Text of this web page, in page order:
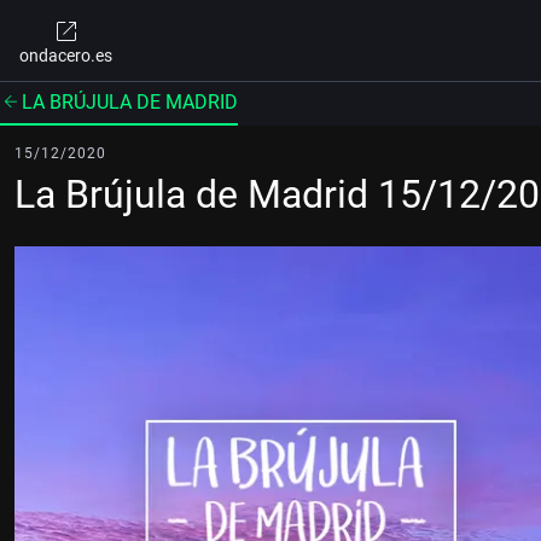
ondacero.es
LA BRÚJULA DE MADRID
15/12/2020
La Brújula de Madrid 15/12/